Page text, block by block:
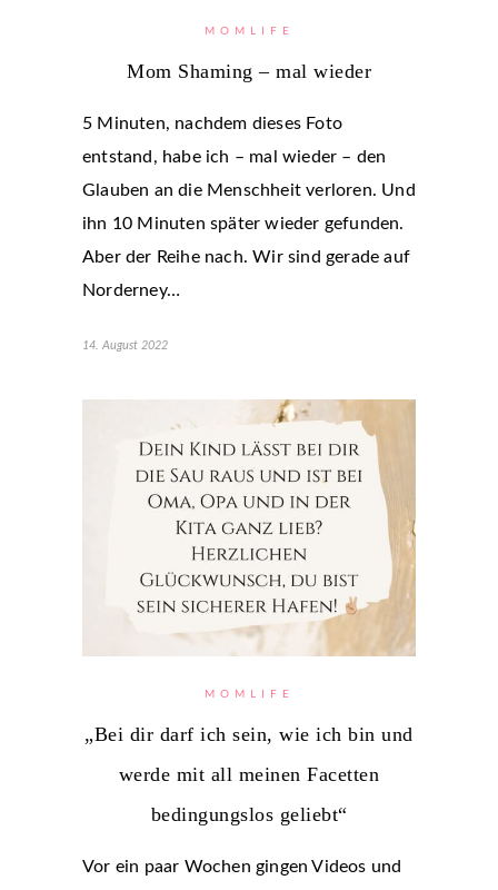
MOMLIFE
Mom Shaming – mal wieder
5 Minuten, nachdem dieses Foto
entstand, habe ich – mal wieder – den
Glauben an die Menschheit verloren. Und
ihn 10 Minuten später wieder gefunden.
Aber der Reihe nach. Wir sind gerade auf
Norderney…
14. August 2022
MOMLIFE
„Bei dir darf ich sein, wie ich bin und
werde mit all meinen Facetten
bedingungslos geliebt“
Vor ein paar Wochen gingen Videos und